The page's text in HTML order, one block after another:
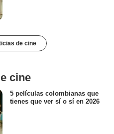
de cine
cine
5 películas colombianas que
tienes que ver sí o sí en 2026